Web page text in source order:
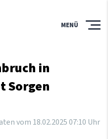
MENÜ
in
Sorgen
vom 18.02.202507:10 Uhr